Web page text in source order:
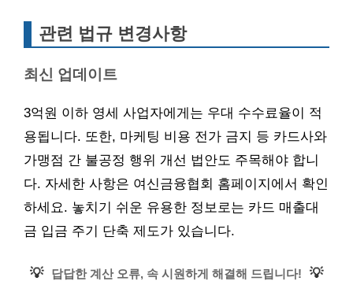
관련 법규 변경사항
최신 업데이트
3억원 이하 영세 사업자에게는 우대 수수료율이 적
용됩니다. 또한, 마케팅 비용 전가 금지 등 카드사와
가맹점 간 불공정 행위 개선 법안도 주목해야 합니
다. 자세한 사항은 여신금융협회 홈페이지에서 확인
하세요. 놓치기 쉬운 유용한 정보로는 카드 매출대
금 입금 주기 단축 제도가 있습니다.
💡 답답한 계산 오류, 속 시원하게 해결해 드립니다! 💡